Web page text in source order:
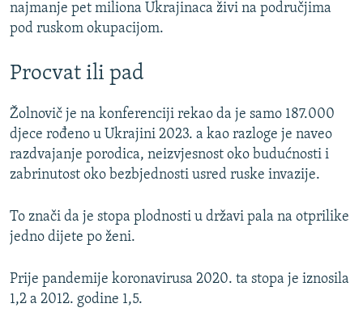
najmanje pet miliona Ukrajinaca živi na područjima
pod ruskom okupacijom.
Procvat ili pad
Žolnovič je na konferenciji rekao da je samo 187.000
djece rođeno u Ukrajini 2023. a kao razloge je naveo
razdvajanje porodica, neizvjesnost oko budućnosti i
zabrinutost oko bezbjednosti usred ruske invazije.
To znači da je stopa plodnosti u državi pala na otprilike
jedno dijete po ženi.
Prije pandemije koronavirusa 2020. ta stopa je iznosila
1,2 a 2012. godine 1,5.